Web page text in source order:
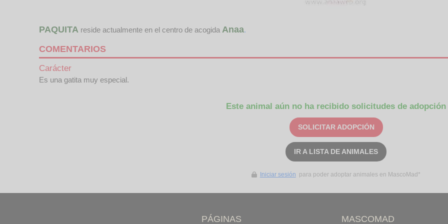
PAQUITA reside actualmente en el centro de acogida Anaa.
COMENTARIOS
Carácter
Es una gatita muy especial.
Este animal aún no ha recibido solicitudes de adopción
SOLICITAR ADOPCIÓN
IR A LISTA DE ANIMALES
Iniciar sesión para poder adoptar animales en MascoMad*
PÁGINAS MASCOMAD